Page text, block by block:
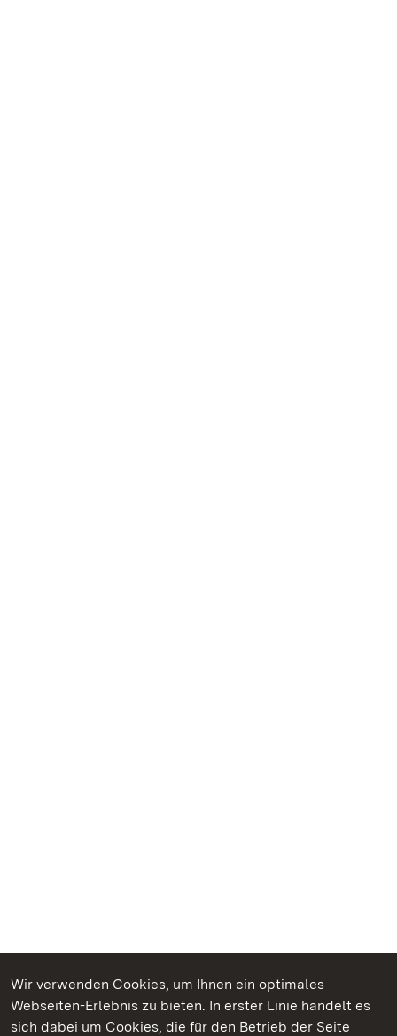
Wir verwenden Cookies, um Ihnen ein optimales
Webseiten-Erlebnis zu bieten. In erster Linie handelt es
sich dabei um Cookies, die für den Betrieb der Seite
Kommen. Staunen. Genießen.